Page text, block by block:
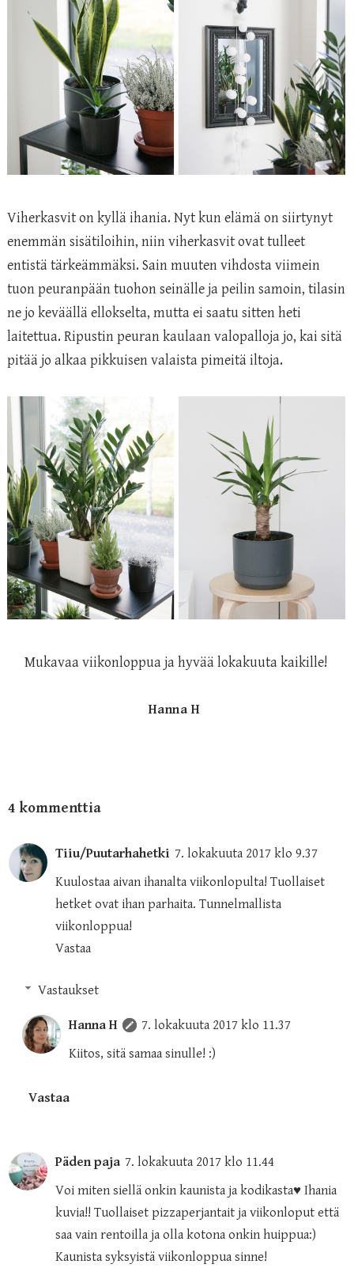
Viherkasvit on kyllä ihania. Nyt kun elämä on siirtynyt
enemmän sisätiloihin, niin viherkasvit ovat tulleet
entistä tärkeämmäksi. Sain muuten vihdosta viimein
tuon peuranpään tuohon seinälle ja peilin samoin, tilasin
ne jo keväällä ellokselta, mutta ei saatu sitten heti
laitettua. Ripustin peuran kaulaan valopalloja jo, kai sitä
pitää jo alkaa pikkuisen valaista pimeitä iltoja.
Mukavaa viikonloppua ja hyvää lokakuuta kaikille!
Hanna H
4 kommenttia
Tiiu/Puutarhahetki 7. lokakuuta 2017 klo 9.37
Kuulostaa aivan ihanalta viikonlopulta! Tuollaiset
hetket ovat ihan parhaita. Tunnelmallista
viikonloppua!
Vastaa
Vastaukset
Hanna H
7. lokakuuta 2017 klo 11.37
Kiitos, sitä samaa sinulle! :)
Vastaa
Päden paja 7. lokakuuta 2017 klo 11.44
Voi miten siellä onkin kaunista ja kodikasta♥ Ihania
kuvia!! Tuollaiset pizzaperjantait ja viikonloput että
saa vain rentoilla ja olla kotona onkin huippua:)
Kaunista syksyistä viikonloppua sinne!